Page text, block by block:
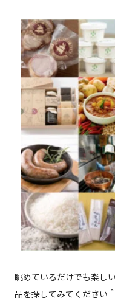
眺めているだけでも楽し
品を探してみてください